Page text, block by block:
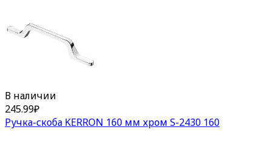
В наличии
245.99₽
Ручка-скоба KERRON 160 мм хром S-2430 160